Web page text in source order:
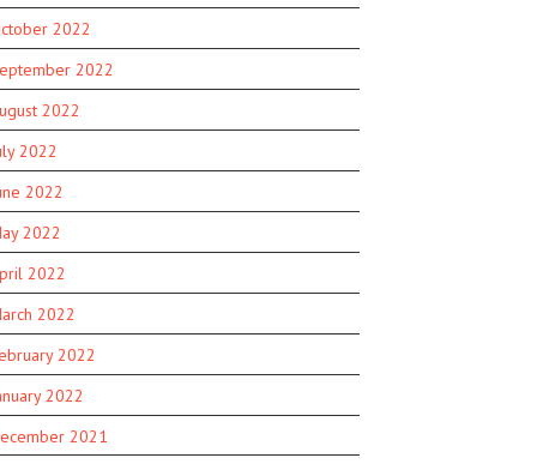
2022
2022
2022
2022
2022
2022
2022
2022
2022
2022
2021